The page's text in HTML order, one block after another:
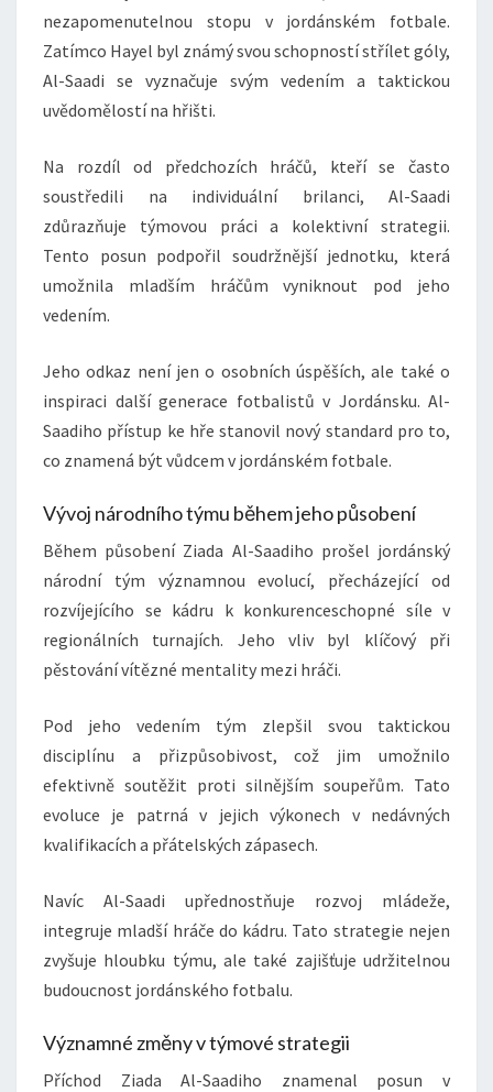
nezapomenutelnou stopu v jordánském fotbale.
Zatímco Hayel byl známý svou schopností střílet góly,
Al-Saadi se vyznačuje svým vedením a taktickou
uvědomělostí na hřišti.
Na rozdíl od předchozích hráčů, kteří se často
soustředili na individuální brilanci, Al-Saadi
zdůrazňuje týmovou práci a kolektivní strategii.
Tento posun podpořil soudržnější jednotku, která
umožnila mladším hráčům vyniknout pod jeho
vedením.
Jeho odkaz není jen o osobních úspěších, ale také o
inspiraci další generace fotbalistů v Jordánsku. Al-
Saadiho přístup ke hře stanovil nový standard pro to,
co znamená být vůdcem v jordánském fotbale.
Vývoj národního týmu během jeho působení
Během působení Ziada Al-Saadiho prošel jordánský
národní tým významnou evolucí, přecházející od
rozvíjejícího se kádru k konkurenceschopné síle v
regionálních turnajích. Jeho vliv byl klíčový při
pěstování vítězné mentality mezi hráči.
Pod jeho vedením tým zlepšil svou taktickou
disciplínu a přizpůsobivost, což jim umožnilo
efektivně soutěžit proti silnějším soupeřům. Tato
evoluce je patrná v jejich výkonech v nedávných
kvalifikacích a přátelských zápasech.
Navíc Al-Saadi upřednostňuje rozvoj mládeže,
integruje mladší hráče do kádru. Tato strategie nejen
zvyšuje hloubku týmu, ale také zajišťuje udržitelnou
budoucnost jordánského fotbalu.
Významné změny v týmové strategii
Příchod Ziada Al-Saadiho znamenal posun v